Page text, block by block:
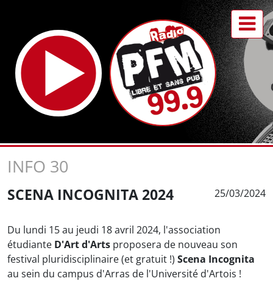
INFO 30
SCENA INCOGNITA 2024 25/03/2024
Du lundi 15 au jeudi 18 avril 2024, l'association
étudiante D'Art d'Arts proposera de nouveau son
festival pluridisciplinaire (et gratuit !) Scena Incognita
au sein du campus d'Arras de l'Université d'Artois !